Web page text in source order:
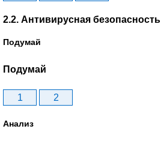
2.2. Антивирусная безопасность
Подумай
Подумай
1 2
Анализ